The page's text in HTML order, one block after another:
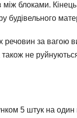
блоками.
будівельного
речовин за вагою
також не
5 штук на